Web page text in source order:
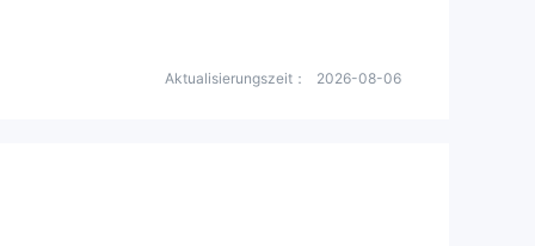
Aktualisierungszeit： 2026-08-06